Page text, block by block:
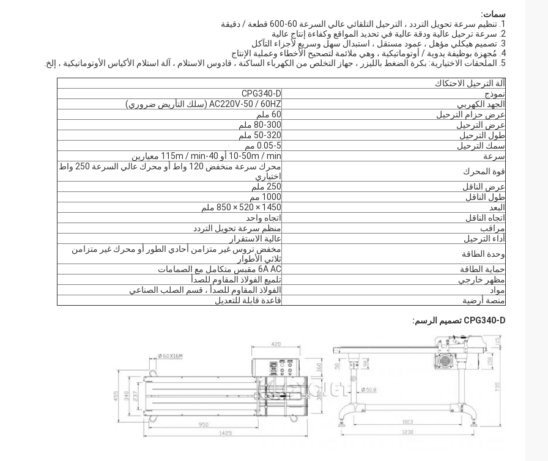
سمات:
1. تنظيم سرعة تحويل التردد ، الترحيل التلقائي عالي السرعة 60-600 قطعة / دقيقة
2. سرعة ترحيل عالية ودقة عالية في تحديد المواقع وكفاءة إنتاج عالية
3. تصميم هيكلي مؤهل ، عمود مستقل ، استبدال سهل وسريع لأجزاء التآكل
4. مُجهزة بوظيفة يدوية / أوتوماتيكية ، وهي ملائمة لتصحيح الأخطاء وعملية الإنتاج
5. الملحقات الاختيارية: بكرة الضغط بالليزر ، جهاز التخلص من الكهرباء الساكنة ، قادوس الاستلام ، آلة استلام الأكياس الأوتوماتيكية ، إلخ.
آلة الترحيل الاحتكاك
نموذج
CPG340-D
الجهد الكهربي
AC220V-50 / 60HZ (سلك التأريض ضروري)
عرض حزام الترحيل
60 ملم
عرض الترحيل
80-300 ملم
طول الترحيل
50-320 ملم
سمك الترحيل
0.05-5 مم
سرعة
10-50m / min أو 40-115m / min معيارين
قوة المحرك
محرك سرعة منخفض 120 واط أو محرك عالي السرعة 250 واط
اختياري
عرض الناقل
250 ملم
طول الناقل
1000 مم
البعد
1450 × 520 × 850 ملم
اتجاه الناقل
اتجاه واحد
مراقب
منظم سرعة تحويل التردد
أداء الترحيل
عالية الاستقرار
وحدة الطاقة
مخفض تروس غير متزامن أحادي الطور أو محرك غير متزامن
ثلاثي الأطوار
حماية الطاقة
6A AC مقبس متكامل مع الصمامات
مظهر خارجي
تلميع الفولاذ المقاوم للصدأ
مواد
الفولاذ المقاوم للصدأ ، قسم الصلب الصناعي
منصة أرضية
قاعدة قابلة للتعديل
CPG340-D تصميم الرسم: